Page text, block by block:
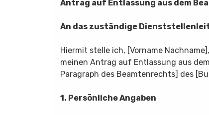
Antrag auf Entlassung aus dem
An das zuständige
Hiermit stelle ich, [Vorname
meinen Antrag auf Entlassung aus
Paragraph des Beamtenrechts] des
1. Persönliche Angaben